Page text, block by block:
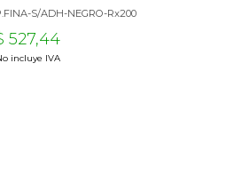
S/ADH-NEGRO-Rx200
527,44
incluye IVA